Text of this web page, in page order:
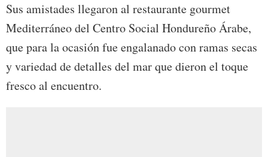
Sus amistades llegaron al restaurante gourmet
Mediterráneo del Centro Social Hondureño Árabe,
que para la ocasión fue engalanado con ramas secas
y variedad de detalles del mar que dieron el toque
fresco al encuentro.